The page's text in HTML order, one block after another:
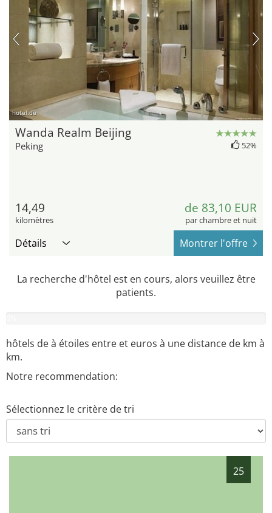
hotel.de
Wanda Realm Beijing
Peking 52%
14,49
kilomètres
de 83,10 EUR
par chambre et nuit
Détails Montrer l'offre
La recherche d'hôtel est en cours, alors veuillez être
patients.
hôtels deà étoiles entre et euros à une distance de km à
km.
Notre recommendation:
Sélectionnez le critère de tri
25